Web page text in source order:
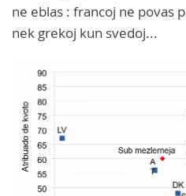
ne eblas : francoj ne povas
nek grekoj kun svedoj...